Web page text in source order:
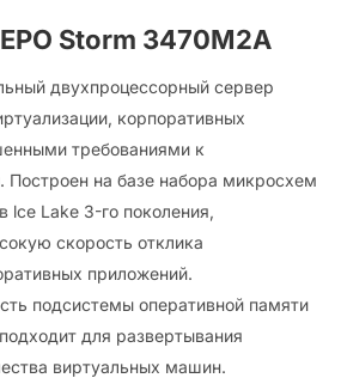
Storm 3470M2A
двухпроцессорный сервер
корпоративных
требованиями к
Построен на базе на­бора микросхем
lce Lаkе 3-го поколения,
скорость отклика
приложений.
подсистемы оперативной памяти
для развертывания
виртуальных машин.